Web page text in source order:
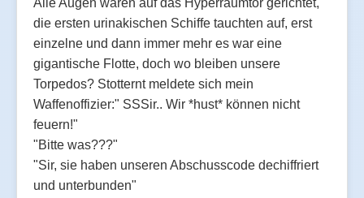
Alle Augen waren auf das Hyperraumtor gerichtet,
die ersten urinakischen Schiffe tauchten auf, erst
einzelne und dann immer mehr es war eine
gigantische Flotte, doch wo bleiben unsere
Torpedos? Stotternt meldete sich mein
Waffenoffizier:" SSSir.. Wir *hust* können nicht
feuern!"
"Bitte was???"
"Sir, sie haben unseren Abschusscode dechiffriert
und unterbunden"